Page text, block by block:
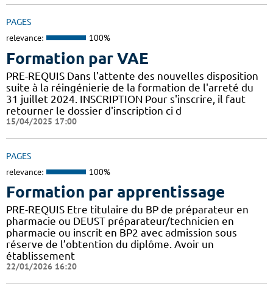
PAGES
relevance: 100%
Formation par VAE
PRE-REQUIS Dans l'attente des nouvelles disposition
suite à la réingénierie de la formation de l'arreté du
31 juillet 2024. INSCRIPTION Pour s'inscrire, il faut
retourner le dossier d'inscription ci d
15/04/2025 17:00
PAGES
relevance: 100%
Formation par apprentissage
PRE-REQUIS Etre titulaire du BP de préparateur en
pharmacie ou DEUST préparateur/technicien en
pharmacie ou inscrit en BP2 avec admission sous
réserve de l’obtention du diplôme. Avoir un
établissement
22/01/2026 16:20